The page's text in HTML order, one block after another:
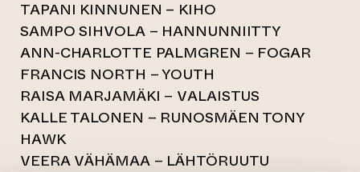
TAPANI KINNUNEN – KIHO
SAMPO SIHVOLA – HANNUNNIITTY
ANN-CHARLOTTE PALMGREN – FOGAR
FRANCIS NORTH – YOUTH
RAISA MARJAMÄKI – VALAISTUS
KALLE TALONEN – RUNOSMÄEN TONY
HAWK
VEERA VÄHÄMAA – LÄHTÖRUUTU